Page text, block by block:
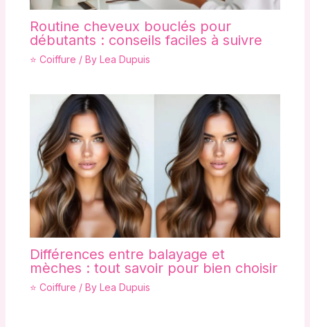
Routine cheveux bouclés pour
débutants : conseils faciles à suivre
⭐ Coiffure / By Lea Dupuis
Différences entre balayage et
mèches : tout savoir pour bien choisir
⭐ Coiffure / By Lea Dupuis